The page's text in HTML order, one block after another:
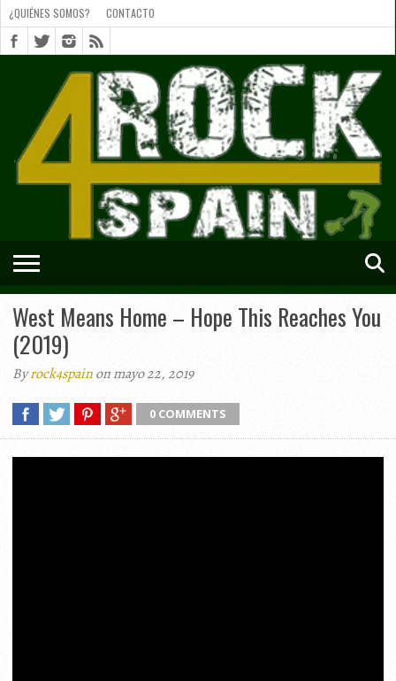
SOMOS?
CONTACTO
SHORTS
¿QUIÉNES SOMOS? CONTACTO
West Means Home – Hope This Reaches You
(2019)
Byrock4spainon mayo 22, 2019
0 COMMENTS